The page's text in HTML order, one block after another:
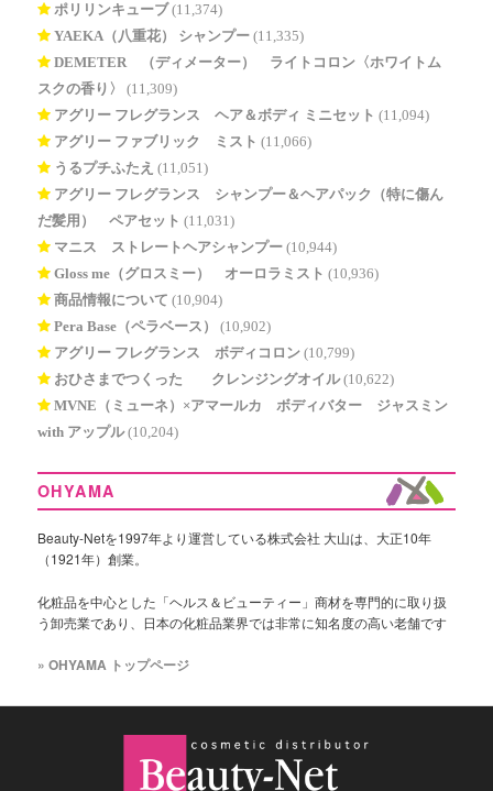
ポリリンキューブ (11,374)
YAEKA（八重花） シャンプー (11,335)
DEMETER®（ディメーター） ライトコロン〈ホワイトム
スクの香り〉
(11,309)
アグリー フレグランス ヘア＆ボディ ミニセット (11,094)
アグリー ファブリック ミスト (11,066)
うるプチふたえ (11,051)
アグリー フレグランス シャンプー＆ヘアパック（特に傷ん
だ髪用） ペアセット (11,031)
マニス ストレートヘアシャンプー (10,944)
Gloss me（グロスミー） オーロラミスト (10,936)
商品情報について (10,904)
Pera Base（ペラベース）
(10,902)
アグリー フレグランス ボディコロン (10,799)
おひさまでつくった® クレンジングオイル (10,622)
MVNE（ミューネ）×アマールカ ボディバター ジャスミン
with アップル (10,204)
OHYAMA
Beauty-Netを1997年より運営している株式会社 大山は、大正10年
（1921年）創業。
化粧品を中心とした「ヘルス＆ビューティー」商材を専門的に取り扱
う卸売業であり、日本の化粧品業界では非常に知名度の高い老舗です
» OHYAMA トップページ